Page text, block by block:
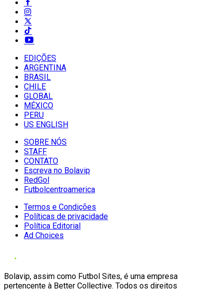
EDIÇÕES
ARGENTINA
BRASIL
CHILE
GLOBAL
MÉXICO
PERU
US ENGLISH
SOBRE NÓS
STAFF
CONTATO
Escreva no Bolavip
RedGol
Futbolcentroamerica
Termos e Condições
Políticas de privacidade
Política Editorial
Ad Choices
Bolavip, assim como Futbol Sites, é uma empresa
pertencente à Better Collective. Todos os direitos